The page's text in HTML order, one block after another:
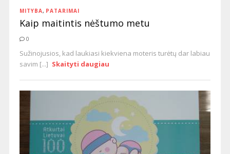
MITYBA, PATARIMAI
Kaip maitintis nėštumo metu
0
Sužinojusios, kad laukiasi kiekviena moteris turėtų dar labiau
savim [...] Skaityti daugiau